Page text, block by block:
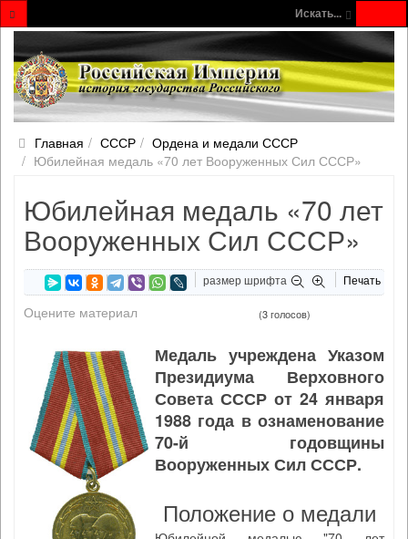
Искать...
Главная СССР
Ордена и медали СССР
Юбилейная медаль «70 лет Вооруженных Сил СССР»
Юбилейная медаль «70 лет
Вооруженных Сил СССР»
размер шрифта Печать
Оцените материал (3 голосов)
Медаль учреждена Указом
Президиума Верховного
Совета СССР от 24 января
1988 года в ознаменование
70-й годовщины
Вооруженных Сил СССР.
Положение о медали